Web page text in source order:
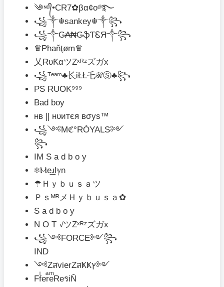
༄ᶦᶰᵈ᭄•CR7✿βα¢oᵈ࿐
꧁༒☬sankey☬༒꧂
꧁༒Ǥ₳₦ǤֆƬᏋЯ༒꧂
♛Phaňţøm♛
乂RυƘαツZˣᴿᶻズガx
꧁ᵀᵉᵃᵐ♣⻓ᎥŁŁ乇ℛⓈ♣꧂
PS RUOK⁹⁹⁹
Bad boy
нв || нυитєя вσуѕ™
꧁༺Mℭ°RÓYALS༻
꧂
IM S a d b o y
❄Ⲙe͢͢͢ɹlℽn
☂Ｈｙｂｕｓａツ
ＰｓᴹᴿメＨｙｂｕｓａ✿
S a d b o y
N O T √ツZˣᴿᶻズガx
꧁༺FORCE༻꧂
IND
༺ZสvierZสҜҜץ༻
FfͥerͣeͫReรiŇ